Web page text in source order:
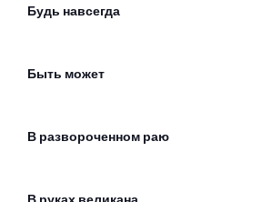
Будь навсегда
Быть может
В развороченном раю